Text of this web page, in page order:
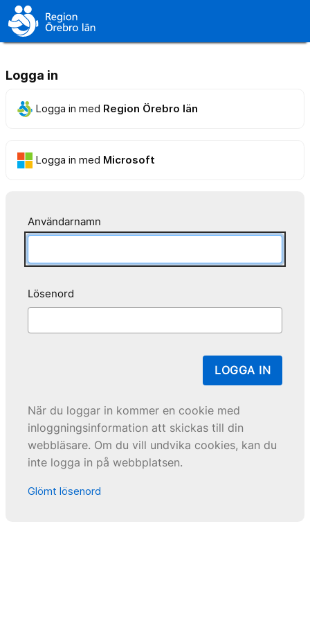
Logga in
Logga in med Region Örebro län
Logga in med Microsoft
Användarnamn
Lösenord
LOGGA IN
När du loggar in kommer en cookie med
inloggningsinformation att skickas till din
webbläsare. Om du vill undvika cookies, kan du
inte logga in på webbplatsen.
Glömt lösenord